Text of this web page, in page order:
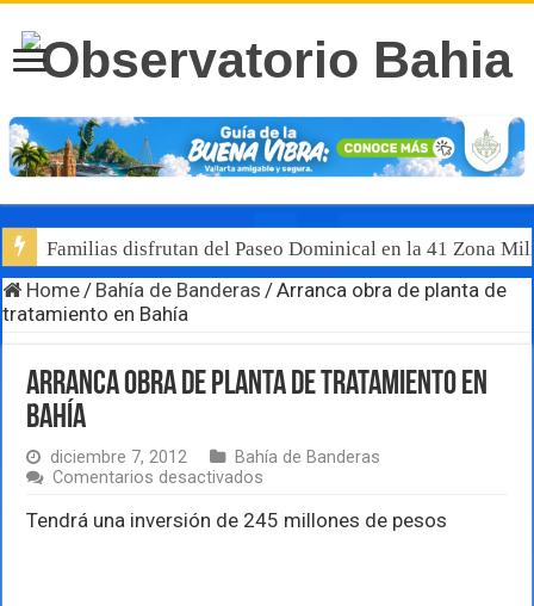
Familias disfrutan del Paseo Dominical en la 41 Zona
Home / Bahía de Banderas /Arranca obra de planta de
tratamiento en Bahía
Arranca obra de planta de tratamiento en
Bahía
diciembre 7, 2012
Bahía de Banderas
Comentarios desactivados
obra
Tendrá una inversión de 245 millones de pesos